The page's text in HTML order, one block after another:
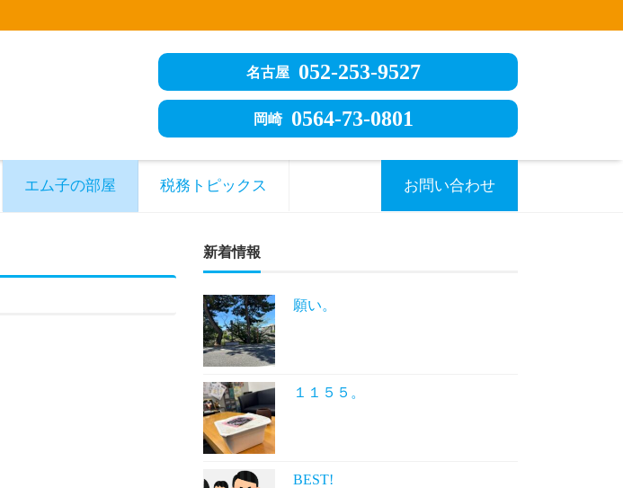
名古屋 052-253-9527
岡崎 0564-73-0801
エム子の部屋 税務トピックス お問い合わせ
新着情報
願い。
１１５５。
BEST!